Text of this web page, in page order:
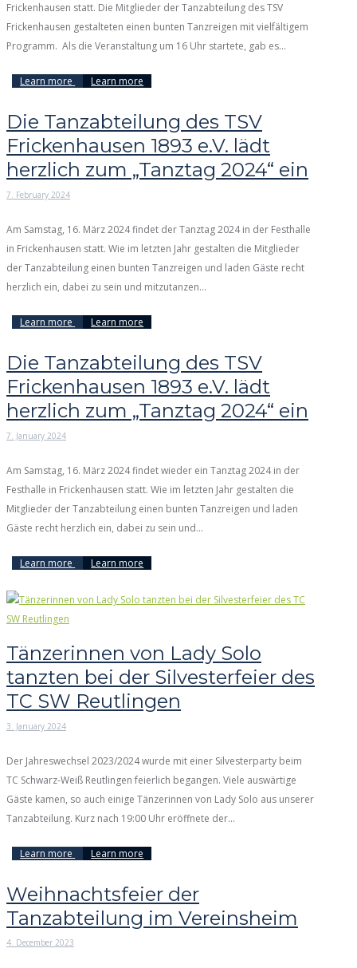
Frickenhausen statt. Die Mitglieder der Tanzabteilung des TSV
Frickenhausen gestalteten einen bunten Tanzreigen mit vielfältigem
Programm. Als die Veranstaltung um 16 Uhr startete, gab es...
Learn more Learn more
Die Tanzabteilung des TSV
Frickenhausen 1893 e.V. lädt
herzlich zum „Tanztag 2024“ ein
7. February 2024
Am Samstag, 16. März 2024 findet der Tanztag 2024 in der Festhalle
in Frickenhausen statt. Wie im letzten Jahr gestalten die Mitglieder
der Tanzabteilung einen bunten Tanzreigen und laden Gäste recht
herzlich ein, dabei zu sein und mitzutanzen...
Learn more Learn more
Die Tanzabteilung des TSV
Frickenhausen 1893 e.V. lädt
herzlich zum „Tanztag 2024“ ein
7. January 2024
Am Samstag, 16. März 2024 findet wieder ein Tanztag 2024 in der
Festhalle in Frickenhausen statt. Wie im letzten Jahr gestalten die
Mitglieder der Tanzabteilung einen bunten Tanzreigen und laden
Gäste recht herzlich ein, dabei zu sein und...
Learn more Learn more
Tänzerinnen von Lady Solo
tanzten bei der Silvesterfeier des
TC SW Reutlingen
3. January 2024
Der Jahreswechsel 2023/2024 wurde mit einer Silvesterparty beim
TC Schwarz-Weiß Reutlingen feierlich begangen. Viele auswärtige
Gäste kamen, so auch einige Tänzerinnen von Lady Solo aus unserer
Tanzabteilung. Kurz nach 19:00 Uhr eröffnete der...
Learn more Learn more
Weihnachtsfeier der
Tanzabteilung im Vereinsheim
4. December 2023